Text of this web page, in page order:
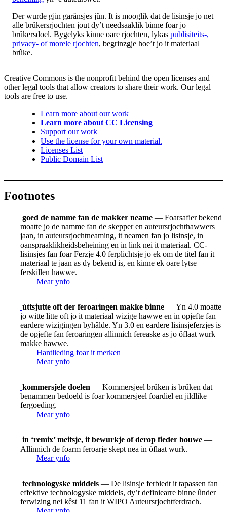
Der wurde gjin garânsjes jûn. It is mooglik dat de lisinsje jo net
alle brûkersrjochten jout dy’t needsaaklik binne foar jo
brûkersdoel. Bygelyks kinne oare rjochten, lykas publisiteits-,
privacy- of morele rjochten, begrinzgje hoe’t jo it materiaal
brûke.
Creative Commons is the nonprofit behind the open licenses and
other legal tools that allow creators to share their work. Our legal
tools are free to use.
Learn more about our work
Learn more about CC Licensing
Support our work
Use the license for your own material.
Licenses List
Public Domain List
Footnotes
goed de namme fan de makker neame — Foarsafier bekend
moatte jo de namme fan de skepper en auteursrjochthawwers
jaan, in auteursrjochtneaming, it neamen fan jo lisinsje, in
oanspraaklikheidsbeheining en in link nei it materiaal. CC-
lisinsjes fan foar Ferzje 4.0 ferplichtsje jo ek om de titel fan it
materiaal te jaan as dy bekend is, en kinne ek oare lytse
ferskillen hawwe.
Mear ynfo
úttsjutte oft der feroaringen makke binne — Yn 4.0 moatte
jo witte litte oft jo it materiaal wizige hawwe en in opjefte fan
eardere wizigingen byhâlde. Yn 3.0 en eardere lisinsjeferzjes is
de opjefte fan feroaringen allinnich fereaske as jo ôflaat wurk
makke hawwe.
Hantlieding foar it merken
Mear ynfo
kommersjele doelen — Kommersjeel brûken is brûken dat
benammen bedoeld is foar kommersjeel foardiel en jildlike
fergoeding.
Mear ynfo
in ‘remix’ meitsje, it bewurkje of derop fieder bouwe —
Allinnich de foarm feroarje skept nea in ôflaat wurk.
Mear ynfo
technologyske middels — De lisinsje ferbiedt it tapassen fan
effektive technologyske middels, dy’t definiearre binne ûnder
ferwizing nei kêst 11 fan it WIPO Auteursrjochtferdrach.